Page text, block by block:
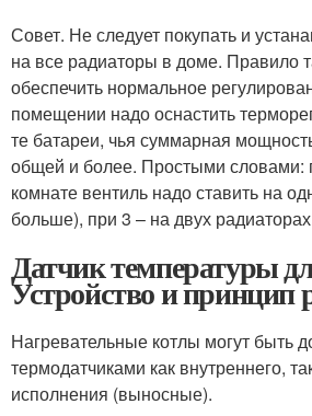
Совет. Не следует покупать и
на все радиаторы в доме. Правило
обеспечить нормальное
помещении надо оснастить
те батареи, чья суммарная
общей и более. Простыми словами:
комнате вентиль надо ставить на
больше), при 3 – на двух
Датчик температуры
Устройство и принцип
Нагревательные котлы могут быть
термодатчиками как внутреннего,
исполнения (выносные).